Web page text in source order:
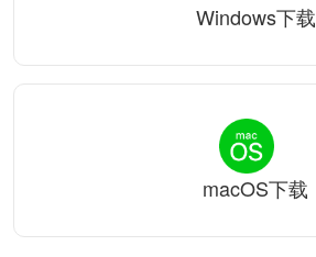
Windows下载
macOS下载